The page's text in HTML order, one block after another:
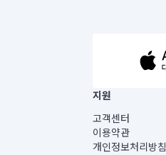
지원
고객센터
이용약관
개인정보처리방침